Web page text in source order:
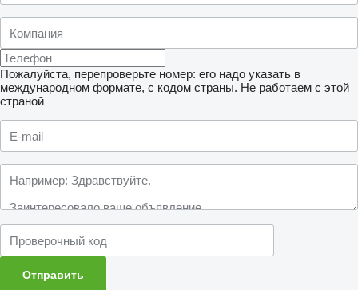
Пожалуйста, перепроверьте номер: его надо указать в
международном формате, с кодом страны. Не работаем с этой
страной